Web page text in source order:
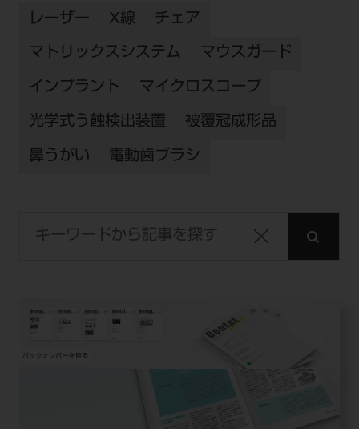
レーザー X線 チェア
マトリックスシステム マウスガード
インプラント マイクロスコープ
光学式う蝕検出装置 被覆冠成形品
鼻うがい 電動歯ブラシ